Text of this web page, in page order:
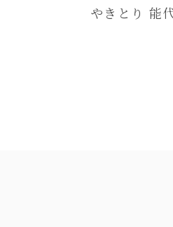
やきとり 能